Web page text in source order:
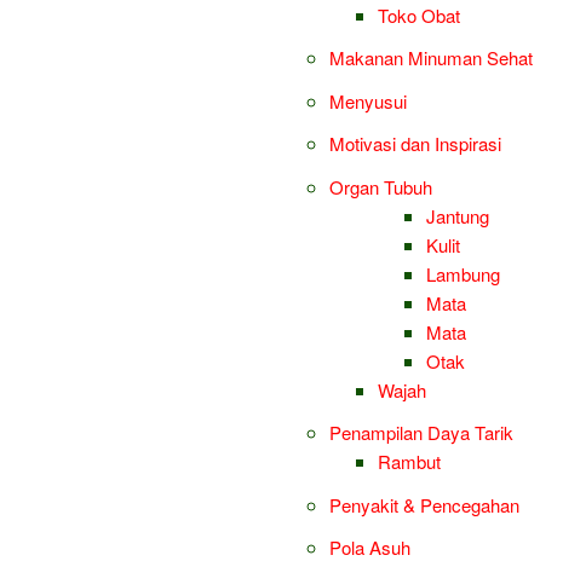
Toko Obat
Makanan Minuman Sehat
Menyusui
Motivasi dan Inspirasi
Organ Tubuh
Jantung
Kulit
Lambung
Mata
Mata
Otak
Wajah
Penampilan Daya Tarik
Rambut
Penyakit & Pencegahan
Pola Asuh